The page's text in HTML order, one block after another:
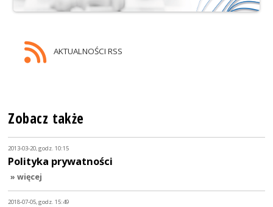
AKTUALNOŚCI RSS
Zobacz także
2013-03-20, godz. 10:15
Polityka prywatności
» więcej
2018-07-05, godz. 15:49